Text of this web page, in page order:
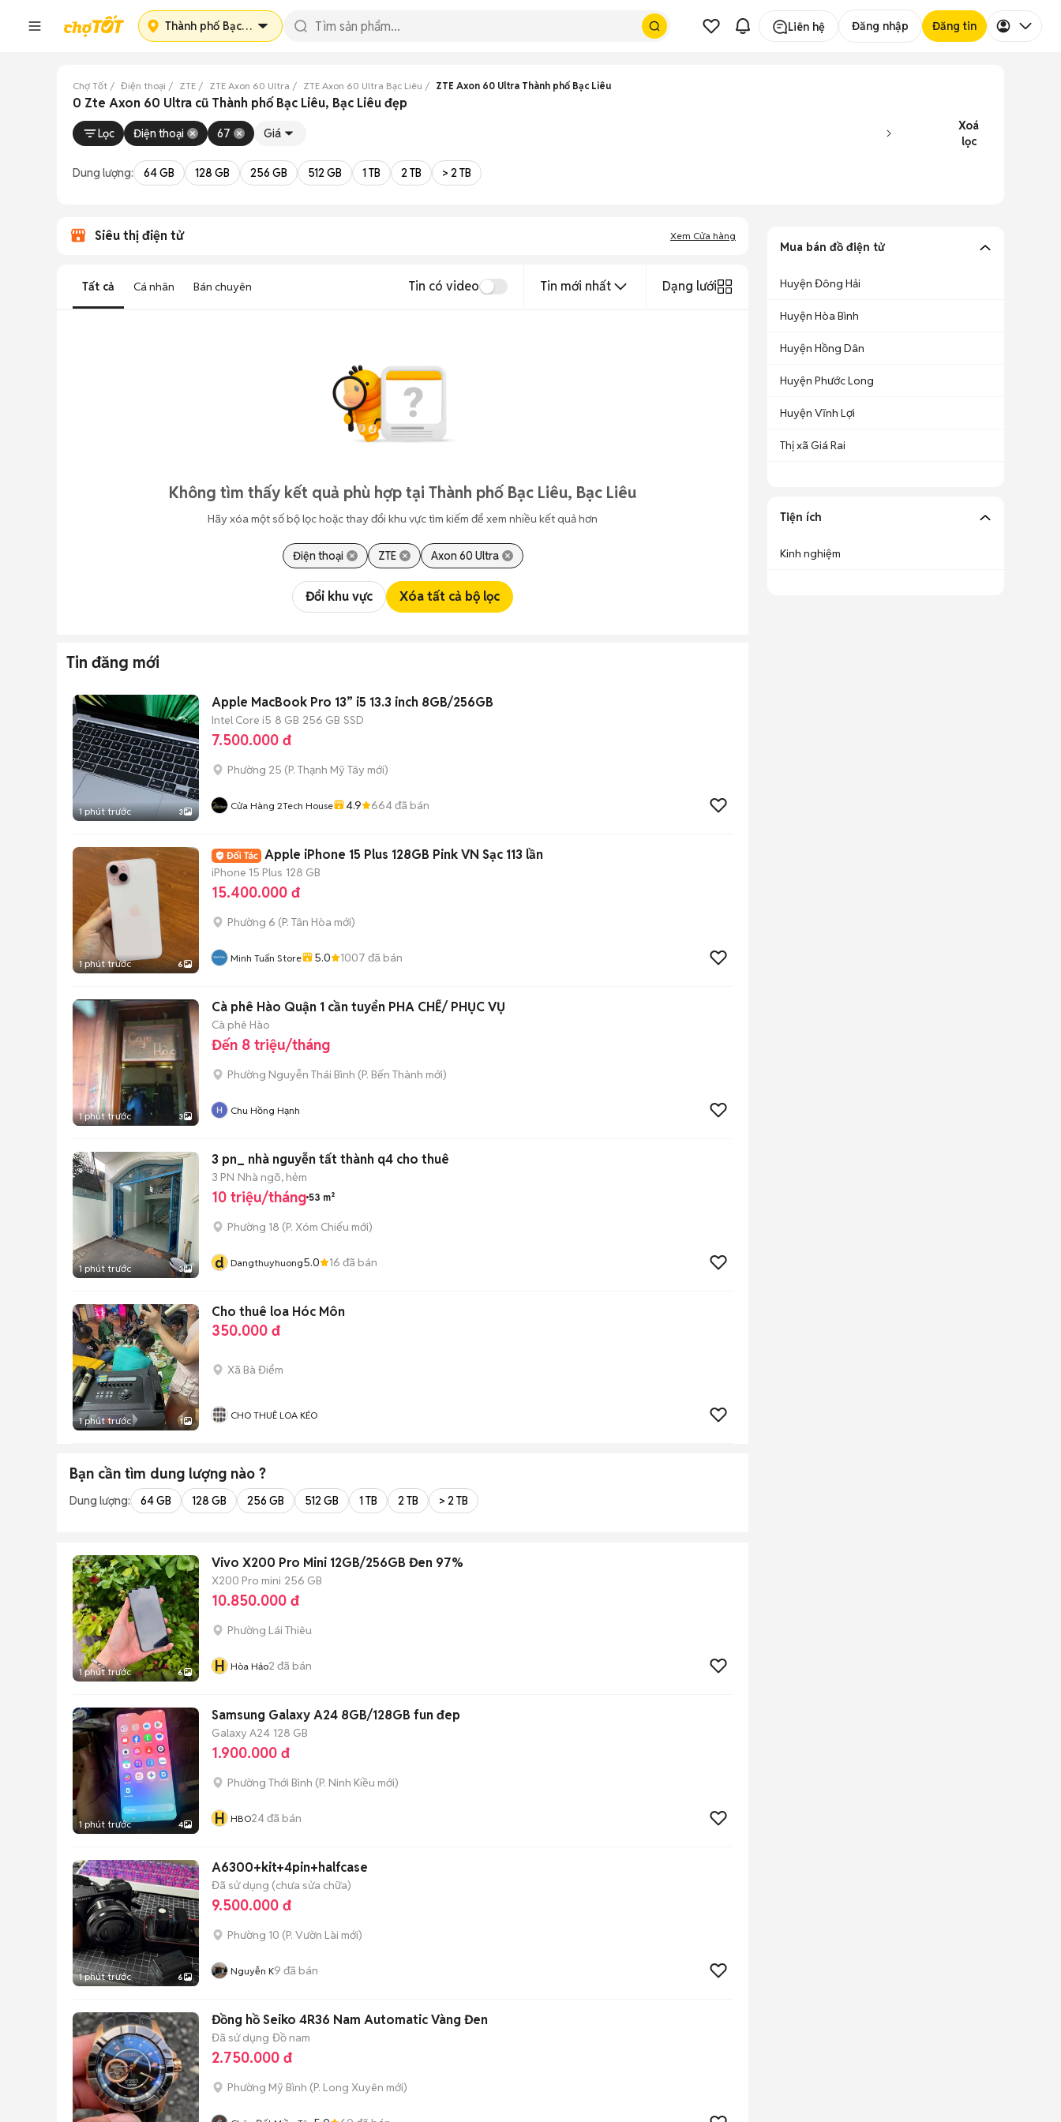
Thành phố Bạc Liêu Liên hệ Đăng nhập Đăng tin
Chợ Tốt Điện thoại ZTE ZTE Axon 60 Ultra ZTE Axon 60 Ultra Bạc Liêu ZTE Axon 60 Ultra Thành phố Bạc Liêu
0 Zte Axon 60 Ultra cũ Thành phố Bạc Liêu, Bạc Liêu đẹp
Lọc Điện thoại 67 Giá
Xoá
lọc
Dung lượng: 64 GB 128 GB 256 GB 512 GB 1 TB 2 TB > 2 TB
Siêu thị điện tử Xem Cửa hàng
Tất cả Cá nhân Bán chuyên Tin có video Tin mới nhất Dạng lưới
Không tìm thấy kết quả phù hợp tại Thành phố Bạc Liêu, Bạc Liêu
Hãy xóa một số bộ lọc hoặc thay đổi khu vực tìm kiếm để xem nhiều kết quả hơn
Điện thoại ZTE Axon 60 Ultra
Đổi khu vực Xóa tất cả bộ lọc
Tin đăng mới
1 phút trước 3
Apple MacBook Pro 13” i5 13.3 inch 8GB/256GB
Intel Core i5 8 GB 256 GB SSD
7.500.000 đ
Phường 25 (P. Thạnh Mỹ Tây mới)
Cửa Hàng 2Tech House 4.9 664đã bán
1 phút trước 6
Apple iPhone 15 Plus 128GB Pink VN Sạc 113 lần
iPhone 15 Plus 128 GB
15.400.000 đ
Phường 6 (P. Tân Hòa mới)
Minh Tuấn Store 5.0 1007 đã bán
1 phút trước 3
Cà phê Hào Quận 1 cần tuyển PHA CHẾ/ PHỤC VỤ
Cà phê Hào
Đến 8 triệu/tháng
Phường Nguyễn Thái Bình (P. Bến Thành mới)
Chu Hồng Hạnh
1 phút trước 3
3 pn_ nhà nguyễn tất thành q4 cho thuê
3 PN Nhà ngõ, hẻm
10 triệu/tháng 53 m²
Phường 18 (P. Xóm Chiếu mới)
d Dangthuyhuong5.0 16 đã bán
1 phút trước 1
Cho thuê loa Hóc Môn
350.000 đ
Xã Bà Điểm
CHO THUÊ LOA KÉO
Bạn cần tìm dung lượng nào ?
Dung lượng: 64 GB 128 GB 256 GB 512 GB 1 TB 2 TB > 2 TB
1 phút trước 6
Vivo X200 Pro Mini 12GB/256GB Đen 97%
X200 Pro mini 256 GB
10.850.000 đ
Phường Lái Thiêu
H Hòa Hảo2 đã bán
1 phút trước 4
Samsung Galaxy A24 8GB/128GB fun đep
Galaxy A24 128 GB
1.900.000 đ
Phường Thới Bình (P. Ninh Kiều mới)
H HBO24đã bán
1 phút trước 6
A6300+kit+4pin+halfcase
Đã sử dụng (chưa sửa chữa)
9.500.000 đ
Phường 10 (P. Vườn Lài mới)
Nguyễn K9 đã bán
Đồng hồ Seiko 4R36 Nam Automatic Vàng Đen
Đã sử dụng Đồ nam
2.750.000 đ
Phường Mỹ Bình (P. Long Xuyên mới)
Mua bán đồ điện tử
Huyện Đông Hải
Huyện Hòa Bình
Huyện Hồng Dân
Huyện Phước Long
Huyện Vĩnh Lợi
Thị xã Giá Rai
Tiện ích
Kinh nghiệm